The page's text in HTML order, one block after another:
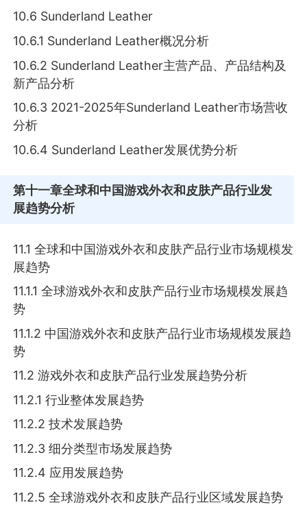
10.6 Sunderland Leather
10.6.1 Sunderland Leather概况分析
10.6.2 Sunderland Leather主营产品、产品结构及
新产品分析
10.6.3 2021-2025年Sunderland Leather市场营收
分析
10.6.4 Sunderland Leather发展优势分析
第十一章全球和中国游戏外衣和皮肤产品行业发
展趋势分析
11.1 全球和中国游戏外衣和皮肤产品行业市场规模发
展趋势
11.1.1 全球游戏外衣和皮肤产品行业市场规模发展趋
势
11.1.2 中国游戏外衣和皮肤产品行业市场规模发展趋
势
11.2 游戏外衣和皮肤产品行业发展趋势分析
11.2.1 行业整体发展趋势
11.2.2 技术发展趋势
11.2.3 细分类型市场发展趋势
11.2.4 应用发展趋势
11.2.5 全球游戏外衣和皮肤产品行业区域发展趋势